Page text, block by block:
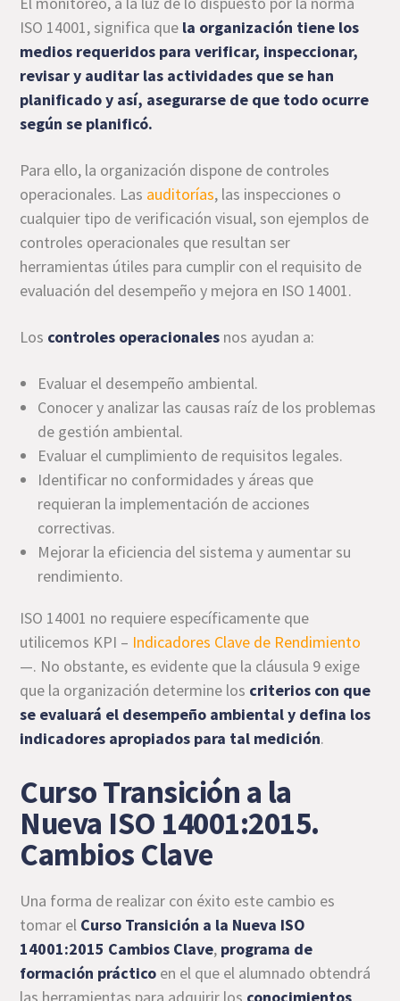
ISO 14001, significa que la organización tiene los
medios requeridos para verificar, inspeccionar,
revisar y auditar las actividades que se han
planificado y así, asegurarse de que todo ocurre
según se planificó.
Para ello, la organización dispone de controles
operacionales. Las auditorías, las inspecciones o
cualquier tipo de verificación visual, son ejemplos de
controles operacionales que resultan ser
herramientas útiles para cumplir con el requisito de
evaluación del desempeño y mejora en ISO 14001.
Los controles operacionales nos ayudan a:
Evaluar el desempeño ambiental.
Conocer y analizar las causas raíz de los problemas
de gestión ambiental.
Evaluar el cumplimiento de requisitos legales.
Identificar no conformidades y áreas que
requieran la implementación de acciones
correctivas.
Mejorar la eficiencia del sistema y aumentar su
rendimiento.
ISO 14001 no requiere específicamente que
utilicemos KPI – Indicadores Clave de Rendimiento
—. No obstante, es evidente que la cláusula 9 exige
que la organización determine los criterios con que
se evaluará el desempeño ambiental y defina los
indicadores apropiados para tal medición.
Curso Transición a la
Nueva ISO 14001:2015.
Cambios Clave
Una forma de realizar con éxito este cambio es
tomar el Curso Transición a la Nueva ISO
14001:2015 Cambios Clave, programa de
formación práctico en el que el alumnado obtendrá
las herramientas para adquirir los conocimientos